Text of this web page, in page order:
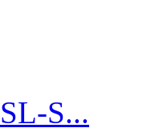
S...